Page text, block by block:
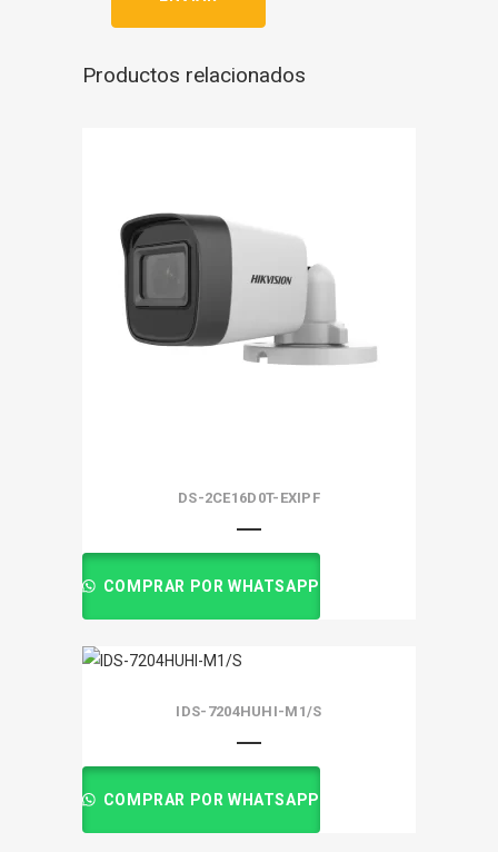
Productos relacionados
DS-2CE16D0T-EXIPF
COMPRAR POR WHATSAPP
IDS-7204HUHI-M1/S
COMPRAR POR WHATSAPP